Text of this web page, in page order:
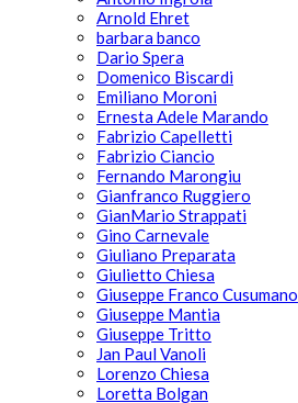
Arnold Ehret
barbara banco
Dario Spera
Domenico Biscardi
Emiliano Moroni
Ernesta Adele Marando
Fabrizio Capelletti
Fabrizio Ciancio
Fernando Marongiu
Gianfranco Ruggiero
GianMario Strappati
Gino Carnevale
Giuliano Preparata
Giulietto Chiesa
Giuseppe Franco Cusumano
Giuseppe Mantia
Giuseppe Tritto
Jan Paul Vanoli
Lorenzo Chiesa
Loretta Bolgan